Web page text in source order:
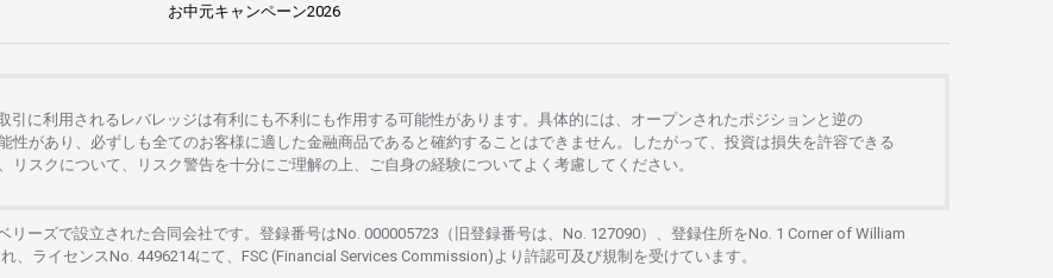
お中元キャンペーン2026
引に利用さ れる レバレッジは有利にも不利にも作用する可能性があります。 具体的には、 オープンさ れた ポジションと 逆の
性があり、 必ずしも全てのお客様に適した金融商品であると 確約することはできません。したがって、 投資は損失を許容できる
リスクについて、 リスク警告を十分に ご理解の 上、 ご自身の経験について よく 考慮してください。
リーズで設立さ れた合同会社です。 登録番号はNo. 000005723（旧登録番号は、No. 127090）、 登録住所をNo. 1 Corner of William
れ、 ライセンスNo. 4496214にて、FSC (Financial Services Commission)より 許認可及び規制を受けています。